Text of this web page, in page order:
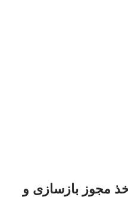
مجوز بازسازی و